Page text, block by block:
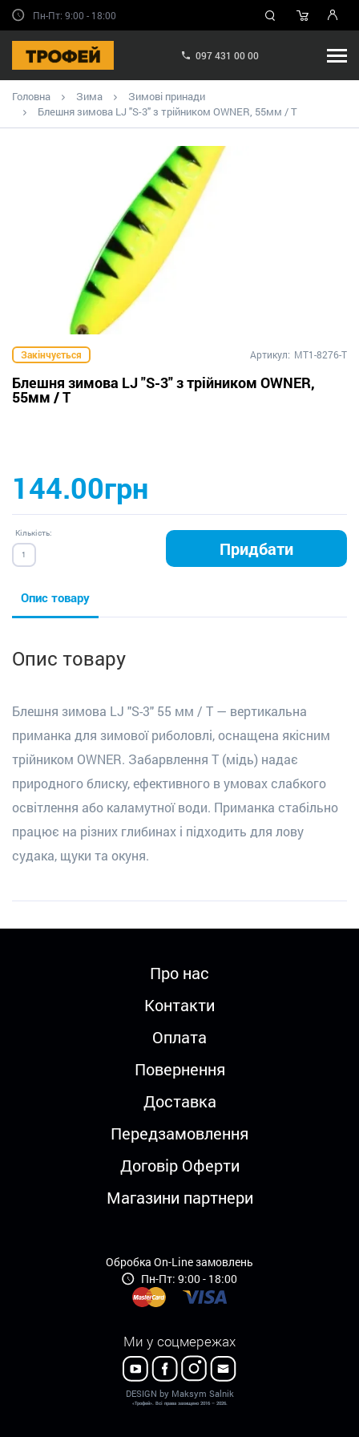
Пн-Пт: 9:00 - 18:00
097 431 00 00
Головна Зима
Зимові принади
Блешня зимова LJ "S-3" з трійником OWNER, 55мм / T
Закінчується Артикул: MT1-8276-T
Блешня зимова LJ "S-3" з трійником OWNER,
55мм / T
144.00грн
Кількість:
Придбати
Опис товару
Опис товару
Блешня зимова LJ "S-3" 55 мм / T — вертикальна
приманка для зимової риболовлі, оснащена якісним
трійником OWNER. Забарвлення T (мідь) надає
природного блиску, ефективного в умовах слабкого
освітлення або каламутної води. Приманка стабільно
працює на різних глибинах і підходить для лову
судака, щуки та окуня.
Про нас
Контакти
Оплата
Повернення
Доставка
Передзамовлення
Договір Оферти
Магазини партнери
Обробка On-Line замовлень
Пн-Пт: 9:00 - 18:00
Ми у соцмережах
DESIGN by Maksym Salnik
«Трофей». Всі права захищено 2016 – 2026.